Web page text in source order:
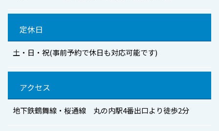
定休日
土・日・祝(事前予約で休日も対応可能です)
アクセス
地下鉄鶴舞線・桜通線 丸の内駅4番出口より徒歩2分